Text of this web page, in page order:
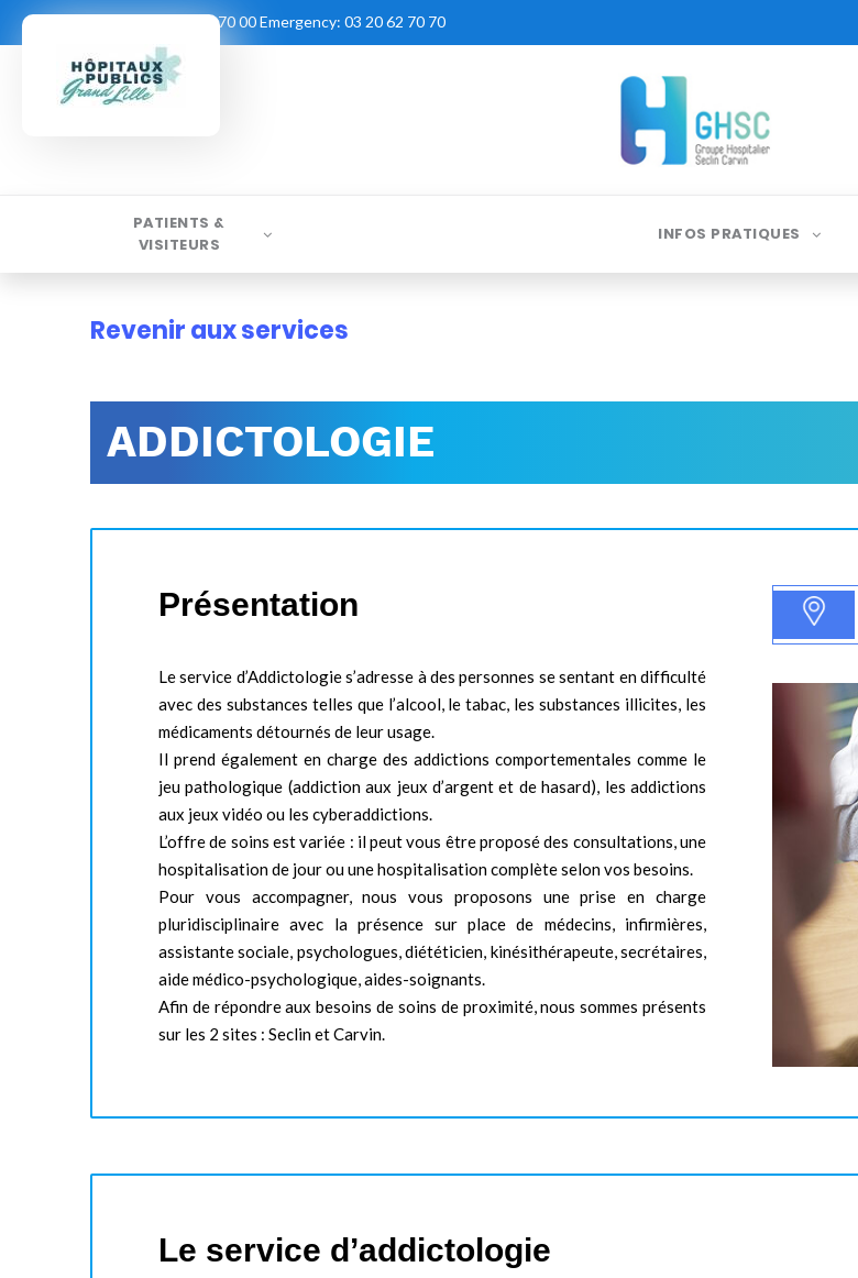
03 20 62 70 00Emergency: 03 20 62 70 70
PATIENTS &
VISITEURS
INFOS PRATIQUES
Revenir aux services
ADDICTOLOGIE
Présentation
Le service d’Addictologie s’adresse à des personnes se sentant en difficulté
avec des substances telles que l’alcool, le tabac, les substances illicites, les
médicaments détournés de leur usage.
Il prend également en charge des addictions comportementales comme le
jeu pathologique (addiction aux jeux d’argent et de hasard), les addictions
aux jeux vidéo ou les cyberaddictions.
L’offre de soins est variée : il peut vous être proposé des consultations, une
hospitalisation de jour ou une hospitalisation complète selon vos besoins.
Pour vous accompagner, nous vous proposons une prise en charge
pluridisciplinaire avec la présence sur place de médecins, infirmières,
assistante sociale, psychologues, diététicien, kinésithérapeute, secrétaires,
aide médico-psychologique, aides-soignants.
Afin de répondre aux besoins de soins de proximité, nous sommes présents
sur les 2 sites : Seclin et Carvin.
Le service d’addictologie